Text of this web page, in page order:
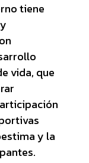
tiene
vida, que
y la